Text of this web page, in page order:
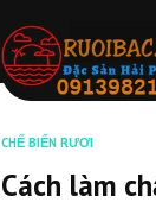
CHẾ BIẾN RƯƠI
Cách làm